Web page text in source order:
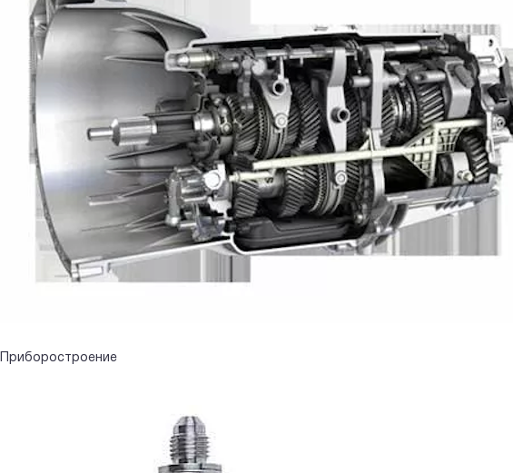
Приборостроение